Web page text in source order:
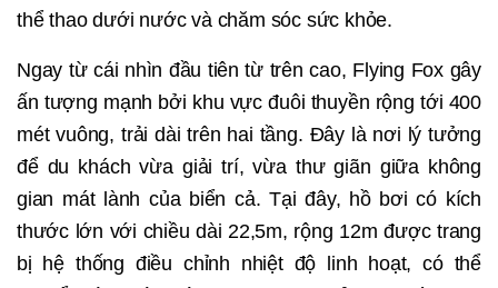
thể thao dưới nước và chăm sóc sức khỏe.
Ngay từ cái nhìn đầu tiên từ trên cao, Flying Fox gây
ấn tượng mạnh bởi khu vực đuôi thuyền rộng tới 400
mét vuông, trải dài trên hai tầng. Đây là nơi lý tưởng
để du khách vừa giải trí, vừa thư giãn giữa không
gian mát lành của biển cả. Tại đây, hồ bơi có kích
thước lớn với chiều dài 22,5m, rộng 12m được trang
bị hệ thống điều chỉnh nhiệt độ linh hoạt, có thể